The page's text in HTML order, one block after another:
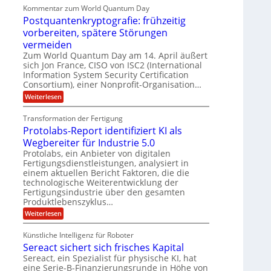
-
D
o
l
l
a
r
M
E
A
u
n
d
L
a
t
e
i
n
m
e
r
i
k
a
f
C
u
s
t
o
m
e
r
O
ff
i
e
r
n
e
t
K
o
m
p
e
t
e
n
z
z
e
n
t
r
m
f
ü
r
3
D
-
D
u
c
k
f
t
r
a
g
s
d
ä
m
p
f
e
f
ü
d
e
n
M
a
s
c
h
i
n
e
n
-
u
n
Kommentar zum World Quantum Day
Postquantenkryptografie: frühzeitig
vorbereiten, spätere Störungen
vermeiden
Zum World Quantum Day am 14. April äußert
sich Jon France, CISO von ISC2 (International
Information System Security Certification
Consortium), einer Nonprofit-Organisation…
Weiterlesen:
P
s
t
q
u
a
n
t
e
n
k
r
y
p
t
o
g
r
a
Transformation der Fertigung
Protolabs-Report identifiziert KI als
Wegbereiter für Industrie 5.0
Protolabs, ein Anbieter von digitalen
Fertigungsdienstleistungen, analysiert in
einem aktuellen Bericht Faktoren, die die
technologische Weiterentwicklung der
Fertigungsindustrie über den gesamten
Produktlebenszyklus…
Weiterlesen:
P
o
t
o
l
Künstliche Intelligenz für Roboter
Sereact sichert sich frisches Kapital
Sereact, ein Spezialist für physische KI, hat
eine Serie-B-Finanzierungsrunde in Höhe von